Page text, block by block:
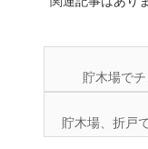
貯木場で
貯木場、折戸